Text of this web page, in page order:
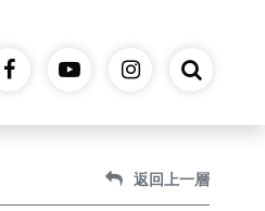
返回上一層